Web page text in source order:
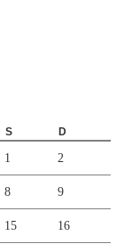
S D
1 2
8 9
15 16